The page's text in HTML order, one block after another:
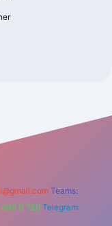
Teams:
0 726 Telegram: